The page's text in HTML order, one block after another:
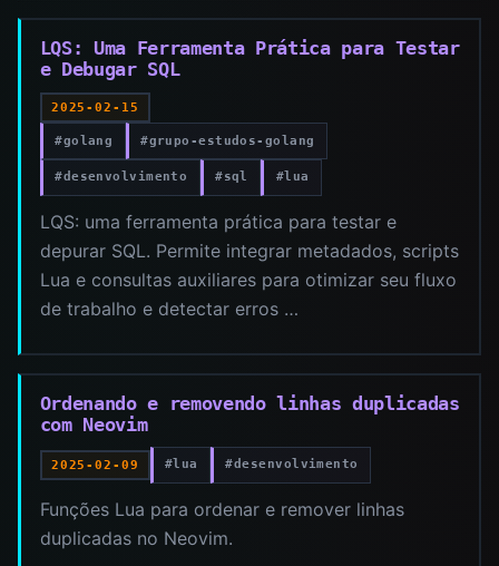
LQS: Uma Ferramenta Prática para Testar
e Debugar SQL
2025-02-15
#golang #grupo-estudos-golang
#desenvolvimento #sql #lua
LQS: uma ferramenta prática para testar e
depurar SQL. Permite integrar metadados, scripts
Lua e consultas auxiliares para otimizar seu fluxo
de trabalho e detectar erros …
Ordenando e removendo linhas duplicadas
com Neovim
2025-02-09 #lua #desenvolvimento
Funções Lua para ordenar e remover linhas
duplicadas no Neovim.